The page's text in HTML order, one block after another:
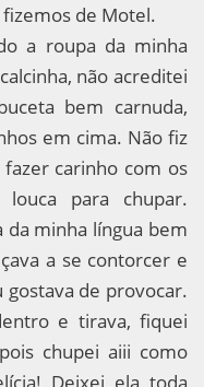
de Motel.
a roupa da minha
não acreditei
bem carnuda,
em cima. Não fiz
carinho com os
para chupar.
da minha língua bem
a se contorcer e
de provocar.
e tirava, fiquei
chupei aiii como